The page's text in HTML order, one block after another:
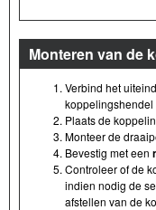
Monteren van de
Verbind het
koppelingshendel
Plaats de
Monteer de
Bevestig met een
Controleer of de
indien nodig de
afstellen van de